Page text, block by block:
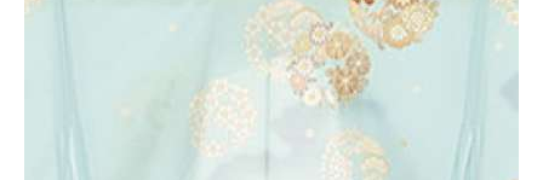
◎高品質の印刷・製本